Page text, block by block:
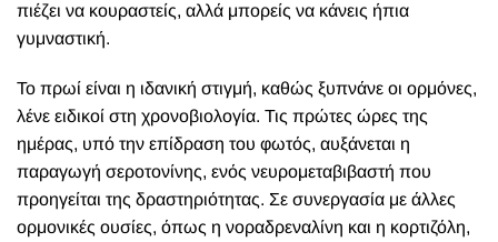
πιέζει να κουραστείς, αλλά μπορείς να κάνεις ήπια
γυμναστική.
Το πρωί είναι η ιδανική στιγμή, καθώς ξυπνάνε οι ορμόνες,
λένε ειδικοί στη χρονοβιολογία. Τις πρώτες ώρες της
ημέρας, υπό την επίδραση του φωτός, αυξάνεται η
παραγωγή σεροτονίνης, ενός νευρομεταβιβαστή που
προηγείται της δραστηριότητας. Σε συνεργασία με άλλες
ορμονικές ουσίες, όπως η νοραδρεναλίνη και η κορτιζόλη,